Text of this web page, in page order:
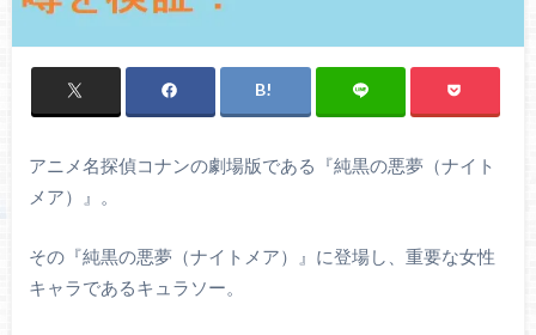
アニメ名探偵コナンの劇場版である『純黒の悪夢（ナイト
メア）』。
その『純黒の悪夢（ナイトメア）』に登場し、重要な女性
キャラであるキュラソー。